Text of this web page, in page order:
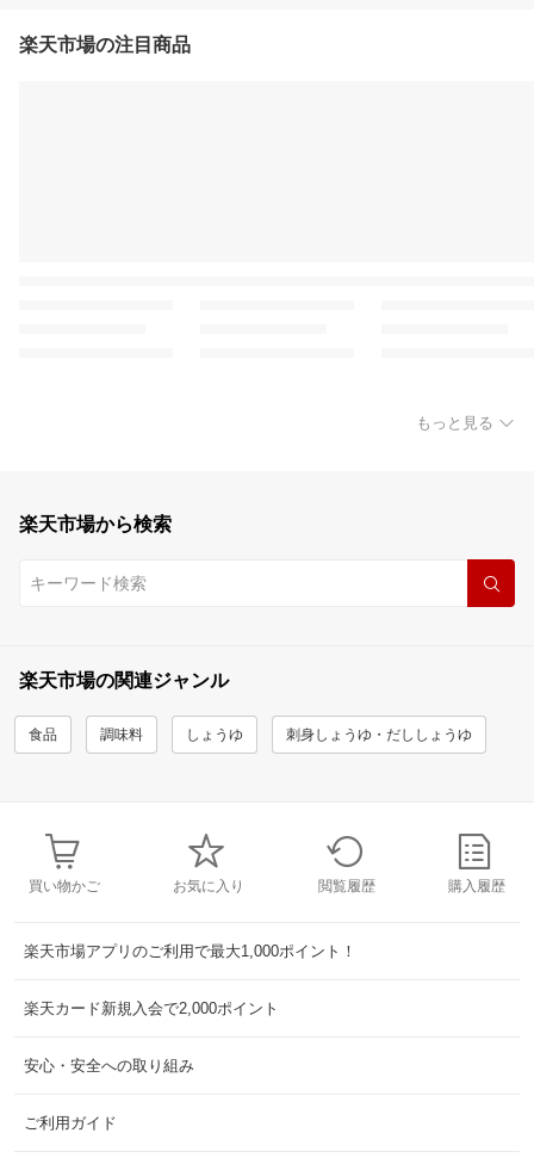
楽天市場の注目商品
もっと見る
楽天市場から検索
楽天市場の関連ジャンル
食品 調味料 しょうゆ 刺身しょうゆ・だししょうゆ
買い物かご お気に入り 閲覧履歴 購入履歴
楽天市場アプリのご利用で最大1,000ポイント！
楽天カード新規入会で2,000ポイント
安心・安全への取り組み
ご利用ガイド